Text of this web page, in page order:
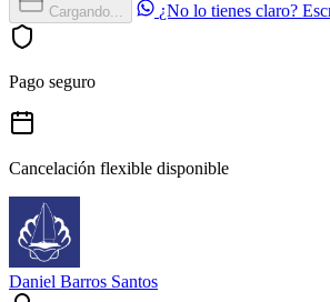
Cargando... ¿No lo tienes claro?
Pago seguro
Cancelación flexible disponible
Daniel Barros Santos